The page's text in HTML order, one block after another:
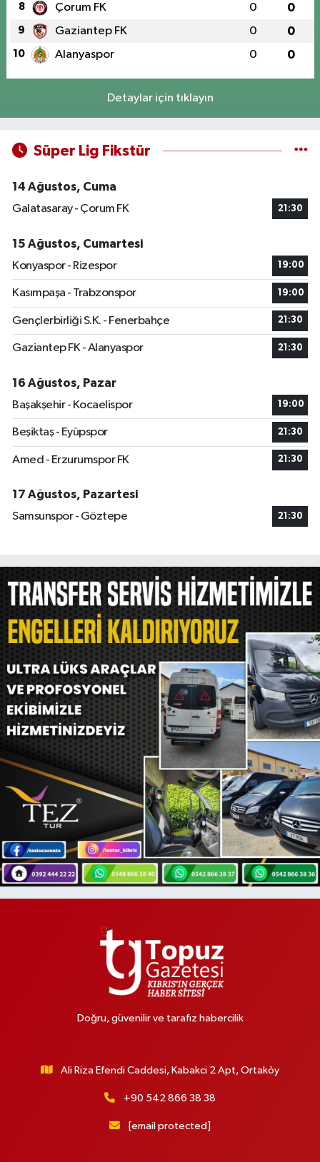
8 Çorum FK 0 0
9 Gaziantep FK 0 0
10 Alanyaspor 0 0
Detaylar için tıklayın
Süper Lig Fikstür
14 Ağustos, Cuma
Galatasaray - Çorum FK
21:30
15 Ağustos, Cumartesi
Konyaspor - Rizespor
19:00
Kasımpaşa - Trabzonspor 19:00
Gençlerbirliği S.K. - Fenerbahçe 21:30
Gaziantep FK - Alanyaspor 21:30
16 Ağustos, Pazar
Başakşehir - Kocaelispor
19:00
Beşiktaş - Eyüpspor 21:30
Amed - Erzurumspor FK 21:30
17 Ağustos, Pazartesi
Samsunspor - Göztepe
21:30
Doğru, güvenilir ve tarafız habercilik
Ali Riza Efendi Caddesi, Kabakci 2 Apt, Ortaköy
+90 542 866 38 38
[email protected]